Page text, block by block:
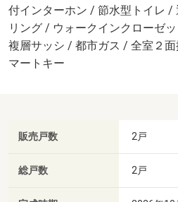
付インターホン / 節水型トイレ /
リング / ウォークインクローゼ
複層サッシ / 都市ガス / 全室２
マートキー
販売戸数 2戸
総戸数 2戸